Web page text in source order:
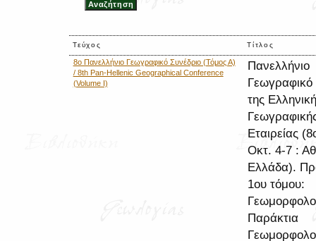
Τεύχος Τίτλος
8ο Πανελλήνιο Γεωγραφικό Συνέδριο (Τόμος Α)
/ 8th Pan-Hellenic Geographical Conference
(Volume I)
Πανελλήνιο
Γεωγραφικό
της
Εταιρείας
Οκτ. 4-7 :
Ελλάδα).
1ου τόμου:
Παράκτια